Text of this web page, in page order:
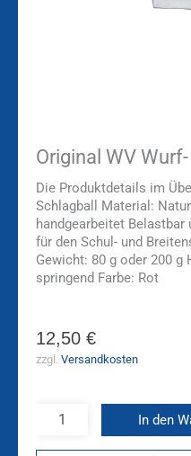
Original WV
Die Produktdetails im
Schlagball Material:
handgearbeitet
für den Schul- und
Gewicht: 80 g oder 200
springend Farbe: Rot
12,50 €
zzgl. Versandkosten
In den